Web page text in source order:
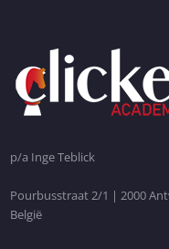
p/a Inge Teblick
Pourbusstraat 2/1 | 2000
België